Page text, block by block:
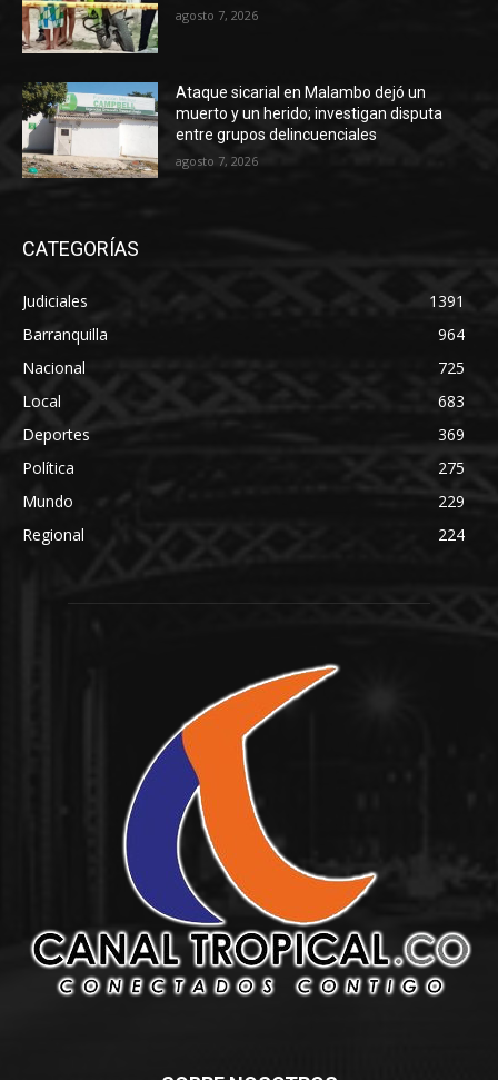
agosto 7, 2026
Ataque sicarial en Malambo dejó un
muerto y un herido; investigan disputa
entre grupos delincuenciales
agosto 7, 2026
CATEGORÍAS
Judiciales
1391
Barranquilla
964
Nacional
725
Local
683
Deportes
369
Política
275
Mundo
229
Regional
224